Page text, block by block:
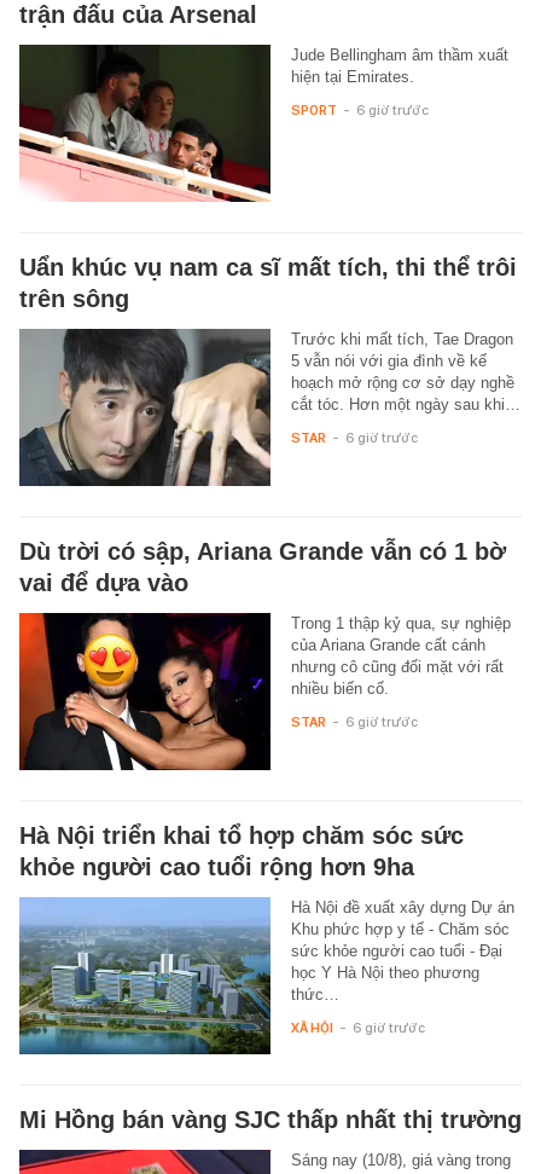
trận đấu của Arsenal
Jude Bellingham âm thầm xuất
hiện tại Emirates.
SPORT - 6 giờ trước
Uẩn khúc vụ nam ca sĩ mất tích, thi thể trôi
trên sông
Trước khi mất tích, Tae Dragon
5 vẫn nói với gia đình về kế
hoạch mở rộng cơ sở dạy nghề
cắt tóc. Hơn một ngày sau khi…
STAR - 6 giờ trước
Dù trời có sập, Ariana Grande vẫn có 1 bờ
vai để dựa vào
Trong 1 thập kỷ qua, sự nghiệp
của Ariana Grande cất cánh
nhưng cô cũng đối mặt với rất
nhiều biến cố.
STAR - 6 giờ trước
Hà Nội triển khai tổ hợp chăm sóc sức
khỏe người cao tuổi rộng hơn 9ha
Hà Nội đề xuất xây dựng Dự án
Khu phức hợp y tế - Chăm sóc
sức khỏe người cao tuổi - Đại
học Y Hà Nội theo phương
thức…
XÃ HỘI - 6 giờ trước
Mi Hồng bán vàng SJC thấp nhất thị trường
Sáng nay (10/8), giá vàng trong